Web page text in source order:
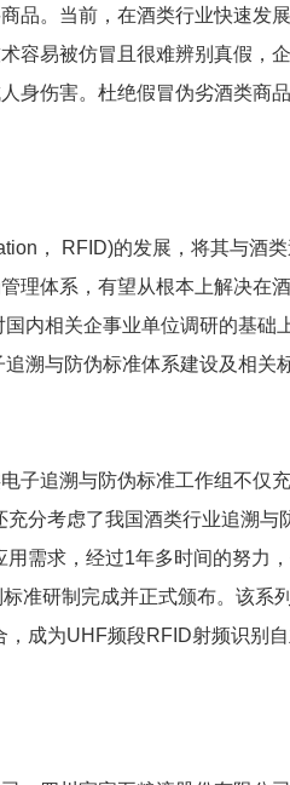
品。当前，在酒类行业快速发
容易被仿冒且很难辨别真假，
身伤害。杜绝假冒伪劣酒类商
， RFID)的发展，将其与酒类
理体系，有望从根本上解决在
内相关企事业单位调研的基础
溯与防伪标准体系建设及相关
追溯与防伪标准工作组不仅
分考虑了我国酒类行业追溯与
需求，经过1年多时间的努力
准研制完成并正式颁布。该系
成为UHF频段RFID射频识别